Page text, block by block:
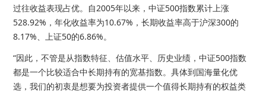
过往收益表现占优。自2005年以来，中证500指数累计上涨
528.92%，年化收益率为10.67%，长期收益率高于沪深300的
8.17%、上证50的6.86%。
“因此，不管是从指数特征、估值水平、历史业绩，中证500指数
都是一个比较适合中长期持有的宽基指数。具体到国海量化优
选，我们的初衷是想要为投资者提供一个值得长期持有的权益类